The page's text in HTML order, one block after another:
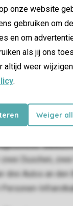
onze website
gebruiken om
en om
als jij ons
altijd weer
.
Weiger
Duschen,
Autos an